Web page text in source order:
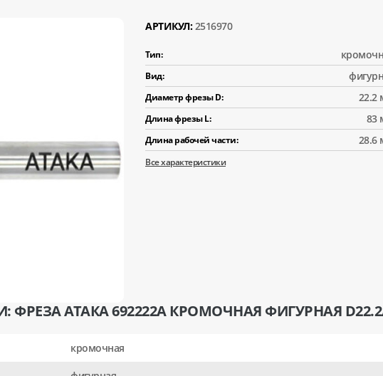
АРТИКУЛ: 2516970
Тип:
Вид:
Диаметр фрезы D: 22.2
Длина фрезы L: 83
Длина рабочей части: 28.6
Все характеристики
ФРЕЗА АТАКА 692222А КРОМОЧНАЯ ФИГУРНАЯ
кромочная